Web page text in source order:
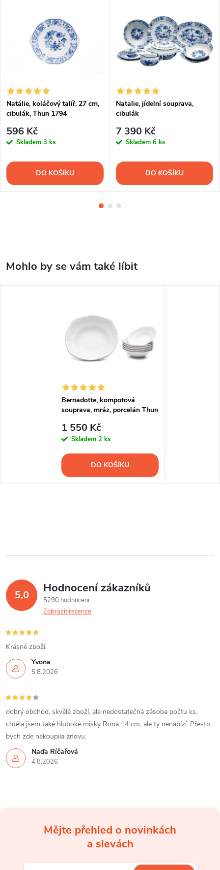
Natálie, koláčový talíř, 27 cm,
cibulák, Thun 1794
596 Kč
Skladem 3 ks
DO KOŠÍKU
Natalie, jídelní souprava,
cibulák
7 390 Kč
Skladem 6 ks
DO KOŠÍKU
Bernadotte, kompotová
souprava, mráz, porcelán Thun
1 550 Kč
Skladem 2 ks
DO KOŠÍKU
5,0 Hodnocení zákazníků
5290 hodnocení
Zobrazit recenze
Yvona
5.8.2026
Krásné zboží.
Naďa Říčařová
4.8.2026
dobrý obchod, skvělé zboží, ale nedostatečná zásoba počtu ks,
chtěla jsem také hluboké misky Rona 14 cm, ale ty nenabízí. Přesto
bych zde nakoupila znovu.
Mějte přehled o novinkách
a slevách